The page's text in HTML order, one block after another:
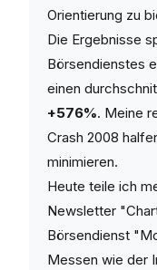
Orientierung zu
Die Ergebnisse
Börsendienstes
einen
+576%. Meine
Crash 2008
minimieren.
Heute teile ich
Newsletter
Börsendienst
Messen wie der